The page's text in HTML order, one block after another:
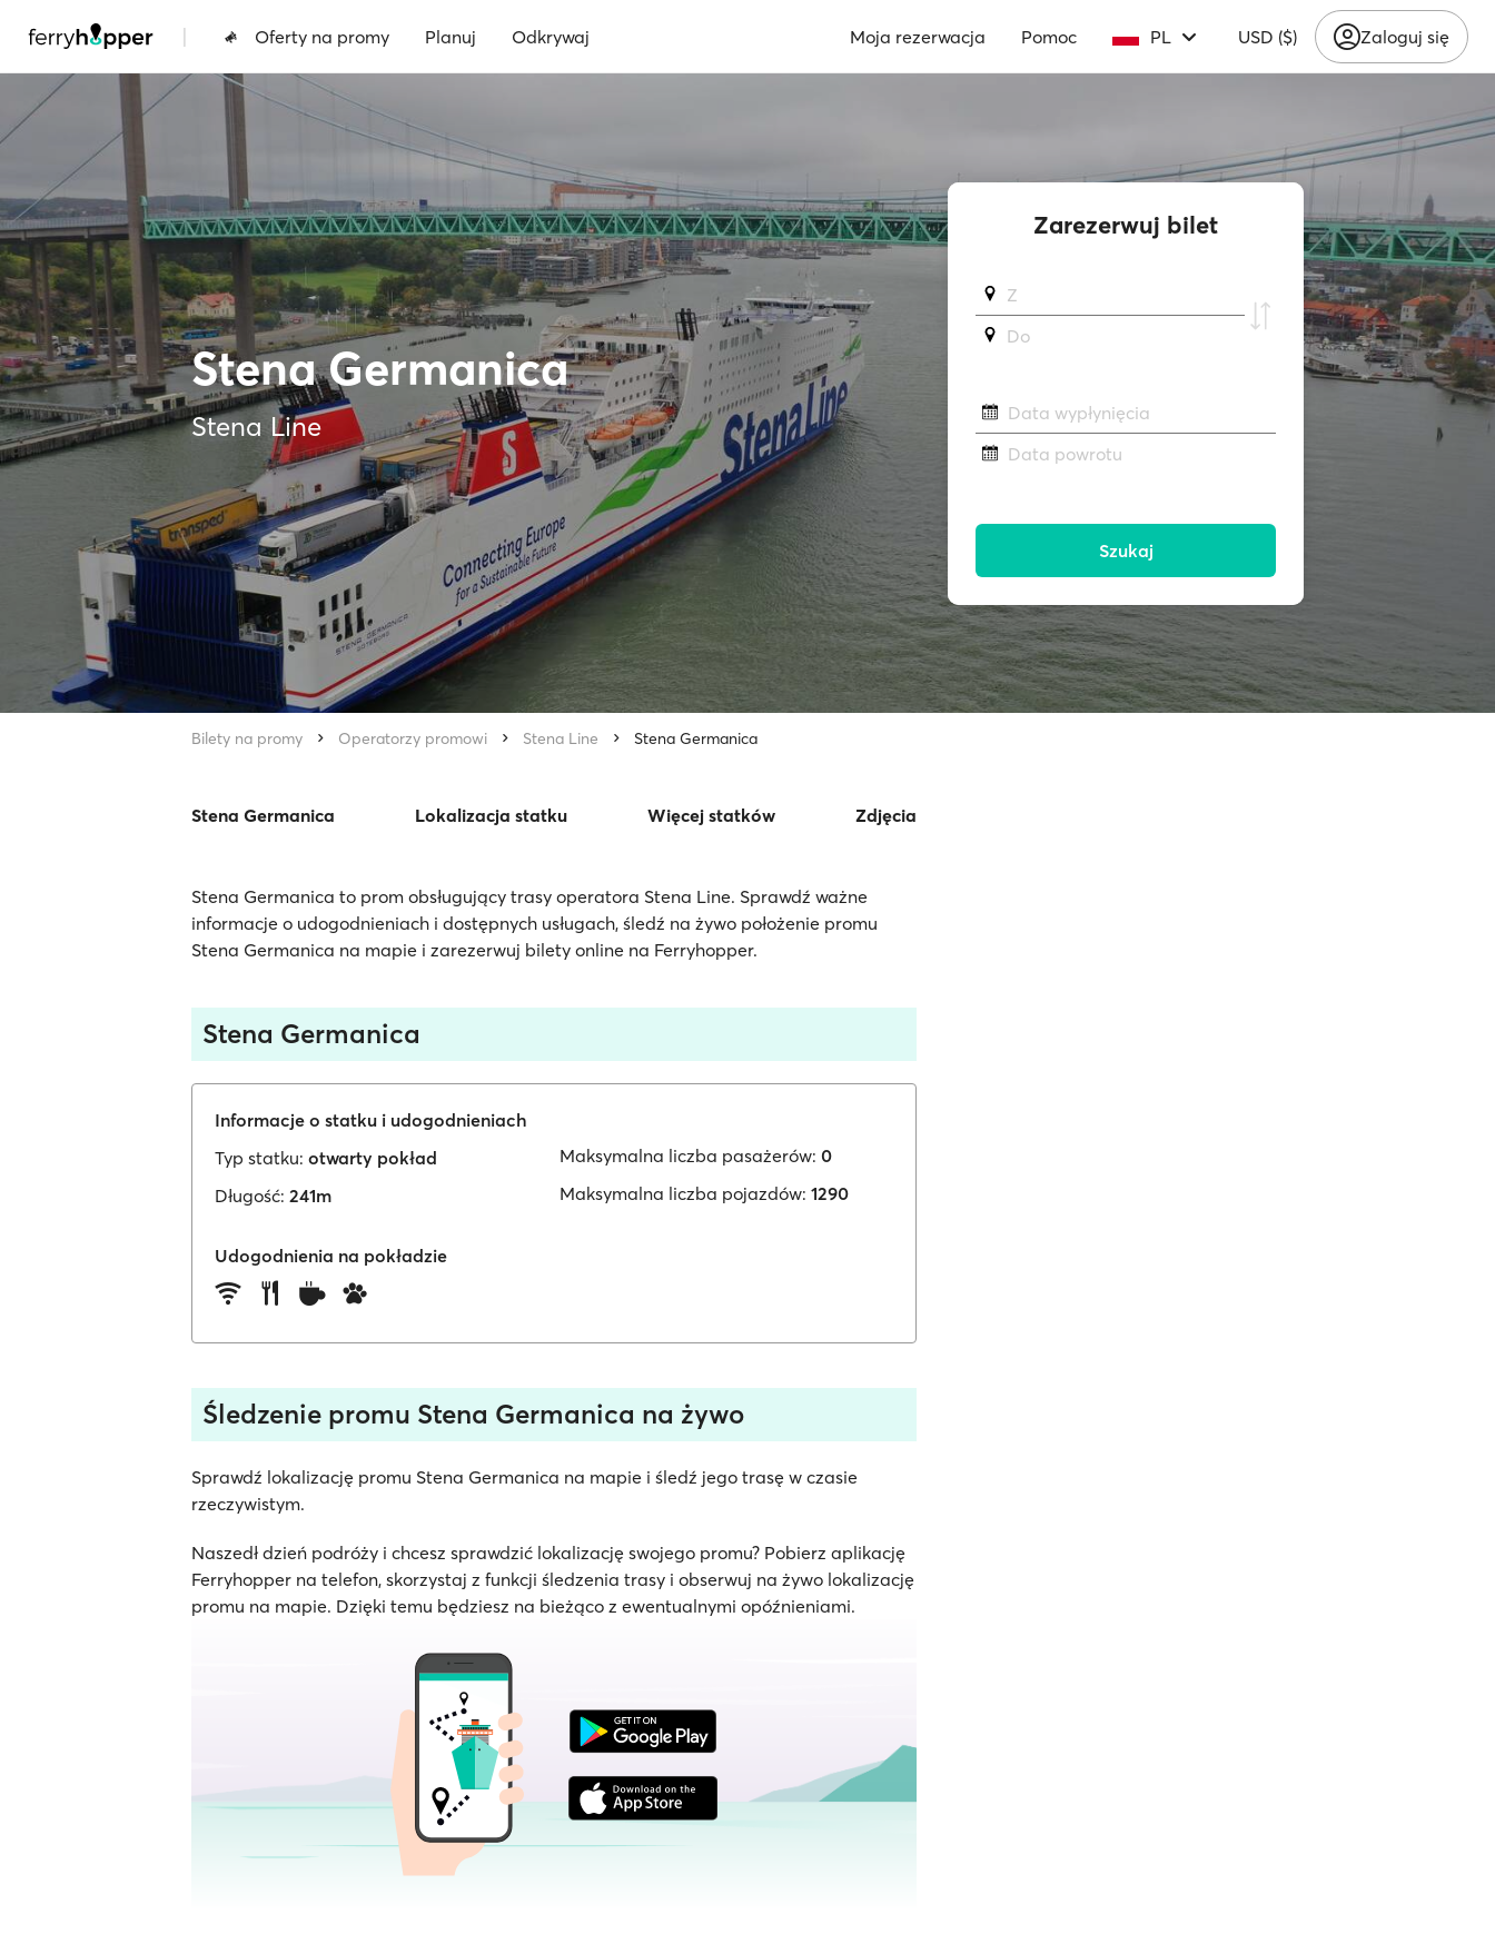
| Oferty na promy Planuj Odkrywaj Moja rezerwacja Pomoc PL USD ($) Zaloguj się
Stena Germanica
Stena Line
Bilety na promy Operatorzy promowi Stena Line Stena Germanica
Stena Germanica Lokalizacja statku Więcej statków Zdjęcia
Stena Germanica to prom obsługujący trasy operatora Stena Line. Sprawdź ważne
informacje o udogodnieniach i dostępnych usługach, śledź na żywo położenie promu
Stena Germanica na mapie i zarezerwuj bilety online na Ferryhopper.
Stena Germanica
Informacje o statku i udogodnieniach
Typ statku: otwarty pokład
Długość: 241m
Maksymalna liczba pasażerów: 0
Maksymalna liczba pojazdów: 1290
Udogodnienia na pokładzie
Śledzenie promu Stena Germanica na żywo
Sprawdź lokalizację promu Stena Germanica na mapie i śledź jego trasę w czasie
rzeczywistym.
Naszedł dzień podróży i chcesz sprawdzić lokalizację swojego promu? Pobierz aplikację
Ferryhopper na telefon, skorzystaj z funkcji śledzenia trasy i obserwuj na żywo lokalizację
promu na mapie. Dzięki temu będziesz na bieżąco z ewentualnymi opóźnieniami.
Zarezerwuj bilet
Z
Do
Data wypłynięcia
Data powrotu
Szukaj